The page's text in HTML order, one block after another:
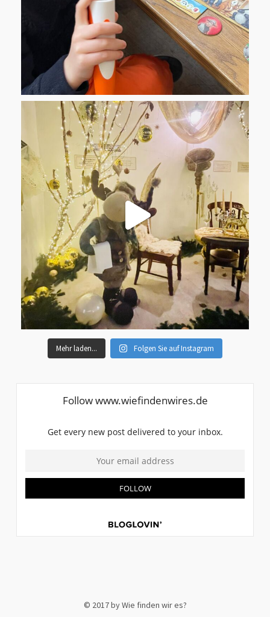
Mehr laden... Folgen Sie auf Instagram
© 2017 by Wie finden wir es?